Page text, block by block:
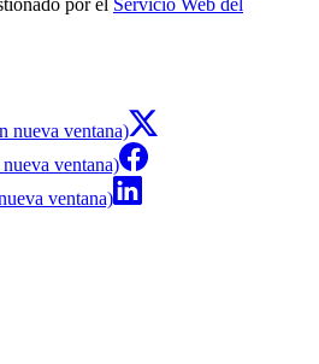
por el Servicio Web del
nueva ventana)
ventana)
ventana)